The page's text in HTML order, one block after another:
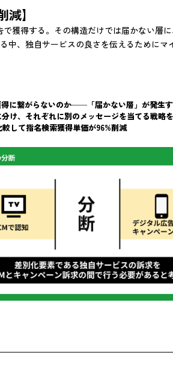
】
で獲得する。その構造だけでは届かない
中、独自サービスの良さを伝えるためにマ
得に繋がらないのか──「届かない層」が発生
け、それぞれに別のメッセージを当てる戦略
して指名検索獲得単価が96%削減